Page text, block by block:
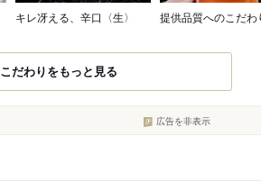
キレ冴える、辛口〈生〉 提供品質へのこだわ
こだわりをもっと見る
広告を非表示